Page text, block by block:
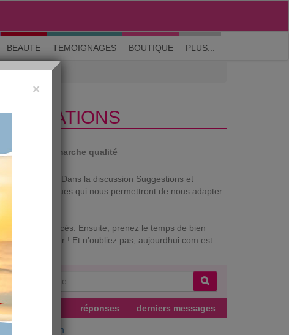
M'inscrire| Me connecter| ? Visite guidée
BEAUTE TEMOIGNAGES BOUTIQUE PLUS...
Démarche qualité
vos attentes. Dans la discussion Suggestions et
des remarques qui nous permettront de nous adapter
d’accès. Ensuite, prenez le temps de bien
tour de jouer ! Et n’oubliez pas, aujourdhui.com est
:
auteur réponses derniers messages
aujourdhuicom
×